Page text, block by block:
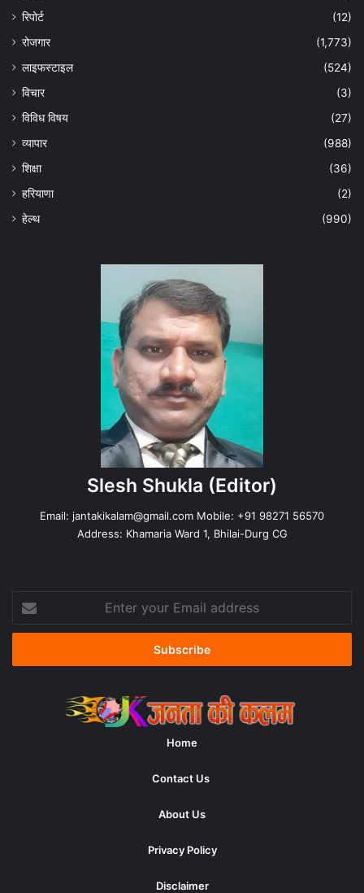
रिपोर्ट
(12)
रोजगार
(1,773)
लाइफस्टाइल
(524)
विचार
(3)
विविध विषय
(27)
व्यापार
(988)
शिक्षा
(36)
हरियाणा
(2)
हेल्‍थ
(990)
Slesh Shukla (Editor)
Email: jantakikalam@gmail.com Mobile: +91 98271 56570
Address: Khamaria Ward 1, Bhilai-Durg CG
your
Email
Home
Contact Us
About Us
Privacy Policy
Disclaimer